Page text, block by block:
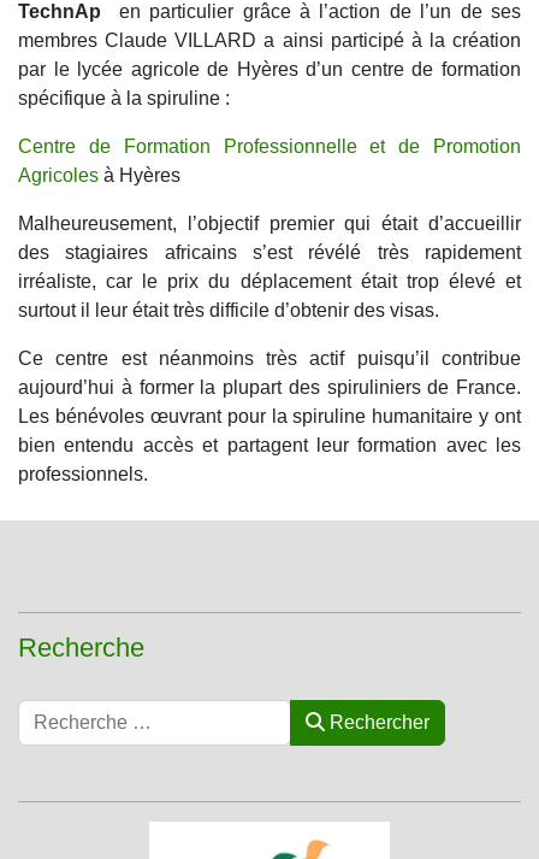
TechnAp en particulier grâce à l’action de l’un de ses
membres Claude VILLARD a ainsi participé à la création
par le lycée agricole de Hyères d’un centre de formation
spécifique à la spiruline :
Centre de Formation Professionnelle et de Promotion
Agricoles à Hyères
Malheureusement, l’objectif premier qui était d’accueillir
des stagiaires africains s’est révélé très rapidement
irréaliste, car le prix du déplacement était trop élevé et
surtout il leur était très difficile d’obtenir des visas.
Ce centre est néanmoins très actif puisqu’il contribue
aujourd’hui à former la plupart des spiruliniers de France.
Les bénévoles œuvrant pour la spiruline humanitaire y ont
bien entendu accès et partagent leur formation avec les
professionnels.
Recherche
Rechercher Rechercher